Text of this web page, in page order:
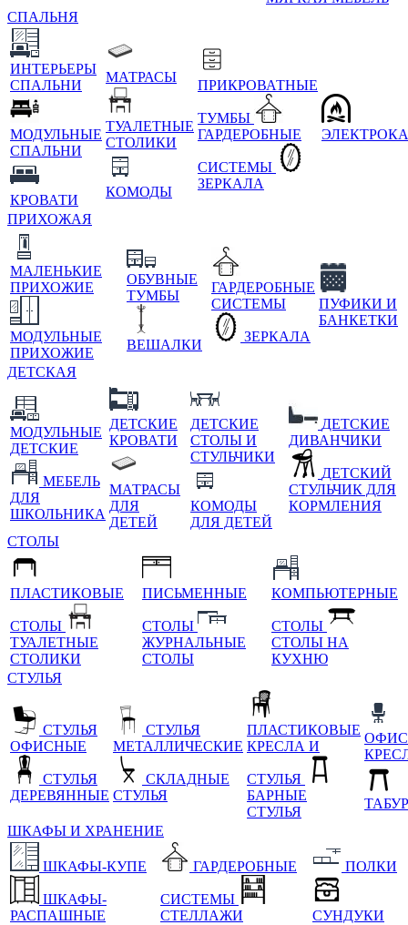
СПАЛЬНЯ
ИНТЕРЬЕРЫ
СПАЛЬНИ
МОДУЛЬНЫЕ
СПАЛЬНИ
КРОВАТИ
МАТРАСЫ
ТУАЛЕТНЫЕ
СТОЛИКИ
КОМОДЫ
ПРИКРОВАТНЫЕ
ТУМБЫ
ГАРДЕРОБНЫЕ
СИСТЕМЫ
ЗЕРКАЛА
ПРИХОЖАЯ
МАЛЕНЬКИЕ
ПРИХОЖИЕ
МОДУЛЬНЫЕ
ПРИХОЖИЕ
ОБУВНЫЕ
ТУМБЫ
ВЕШАЛКИ
ГАРДЕРОБНЫЕ
СИСТЕМЫ
ЗЕРКАЛА
ПУФИКИ И
БАНКЕТКИ
ДЕТСКАЯ
МОДУЛЬНЫЕ
ДЕТСКИЕ
МЕБЕЛЬ
ДЛЯ
ШКОЛЬНИКА
ДЕТСКИЕ
КРОВАТИ
МАТРАСЫ
ДЛЯ
ДЕТЕЙ
ДЕТСКИЕ
СТОЛЫ И
СТУЛЬЧИКИ
КОМОДЫ
ДЛЯ ДЕТЕЙ
ДЕТСКИЕ
ДИВАНЧИКИ
ДЕТСКИЙ
СТУЛЬЧИК ДЛЯ
КОРМЛЕНИЯ
СТОЛЫ
ПЛАСТИКОВЫЕ
СТОЛЫ
ТУАЛЕТНЫЕ
СТОЛИКИ
ПИСЬМЕННЫЕ
СТОЛЫ
ЖУРНАЛЬНЫЕ
СТОЛЫ
КОМПЬЮТЕРНЫЕ
СТОЛЫ
СТОЛЫ НА
КУХНЮ
СТУЛЬЯ
СТУЛЬЯ
ОФИСНЫЕ
СТУЛЬЯ
ДЕРЕВЯННЫЕ
СТУЛЬЯ
МЕТАЛЛИЧЕСКИЕ
СКЛАДНЫЕ
СТУЛЬЯ
ПЛАСТИКОВЫЕ
КРЕСЛА И
СТУЛЬЯ
БАРНЫЕ
СТУЛЬЯ
ШКАФЫ И ХРАНЕНИЕ
ШКАФЫ-КУПЕ
ШКАФЫ-
РАСПАШНЫЕ
ГАРДЕРОБНЫЕ
СИСТЕМЫ
СТЕЛЛАЖИ
ПОЛКИ
СУНДУКИ